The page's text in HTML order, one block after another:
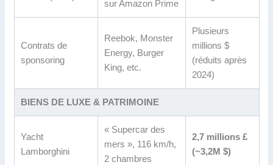
sur Amazon Prime
Contrats de
sponsoring
Reebok, Monster
Energy, Burger
King, etc.
Plusieurs
millions $
(réduits après
2024)
BIENS DE LUXE & PATRIMOINE
Yacht
Lamborghini
« Supercar des
mers », 116 km/h,
2 chambres
2,7 millions £
(~3,2M $)